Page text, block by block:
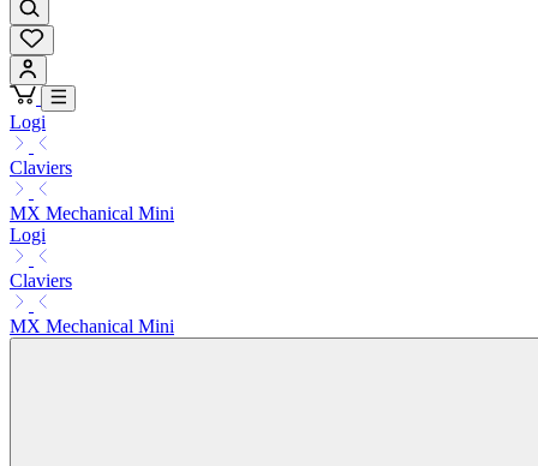
Logi
Claviers
MX Mechanical Mini
Logi
Claviers
MX Mechanical Mini